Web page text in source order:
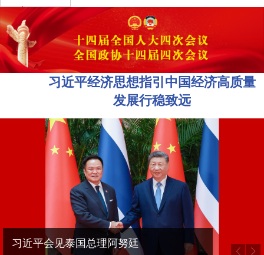
启 事
习近平经济思想指引中国经济高质量
发展行稳致远
习近平同斯洛伐克总统佩列格里尼会谈习近平出席2026世界人工智能大会暨人工智能全球治理高级别会议开幕式并发表主旨讲话
习近平会见联合国秘书长古特雷斯
习近平会见柬埔寨首相洪玛奈
习近平会见泰国总理阿努廷